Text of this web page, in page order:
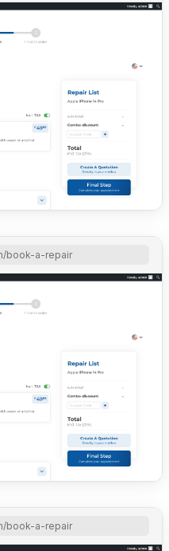
book-a-repair
book-a-repair